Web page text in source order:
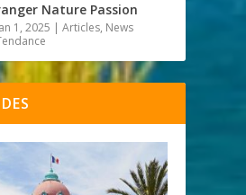
Nature Passion
1, 2025 |Articles, News